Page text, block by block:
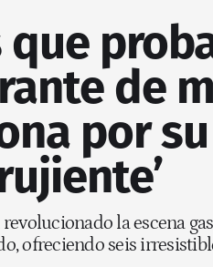
que
de
por
la escena
ofreciendo seis